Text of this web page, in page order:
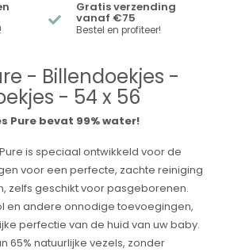
Gratis verzending
vanaf €75
Bestel en profiteer!
- Billendoekjes -
- 54 x 56
Pure bevat 99% water!
is speciaal ontwikkeld voor de
voor een perfecte, zachte reiniging
zelfs geschikt voor pasgeborenen.
en andere onnodige toevoegingen,
perfectie van de huid van uw baby.
65% natuurlijke vezels, zonder